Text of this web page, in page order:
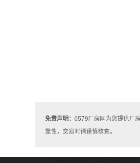
免责声明： 0579厂房网为您提供厂
靠性，交易时请谨慎核查。